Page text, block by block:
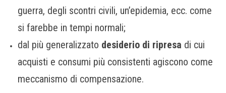
guerra, degli scontri civili, un’epidemia, ecc. come
si farebbe in tempi normali;
dal più generalizzato desiderio di ripresa di cui
acquisti e consumi più consistenti agiscono come
meccanismo di compensazione.